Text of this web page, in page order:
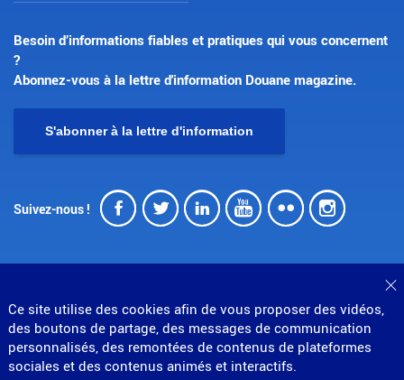
Ce site utilise des cookies afin de vous proposer des vidéos,
des boutons de partage, des messages de communication
personnalisés, des remontées de contenus de plateformes
sociales et des contenus animés et interactifs.
Besoin d’informations fiables et pratiques qui vous concernent
?
Abonnez-vous à la lettre d'information Douane magazine.
S'abonner à la lettre d'information
Suivez-nous ! Facebook
Twitter
LinkedIn
Youtube
Flickr
© Direction générale des douanes et droits indirects
MENU
Mentions légales
Données personnelles
Gestion des cookies
Accessibilité : partiellement conforme